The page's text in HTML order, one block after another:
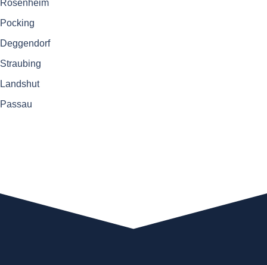
Rosenheim
Pocking
Deggendorf
Straubing
Landshut
Passau